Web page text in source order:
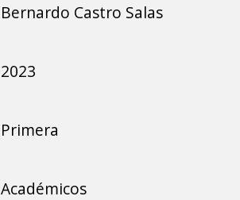
Bernardo Castro Salas
2023
Primera
Académicos